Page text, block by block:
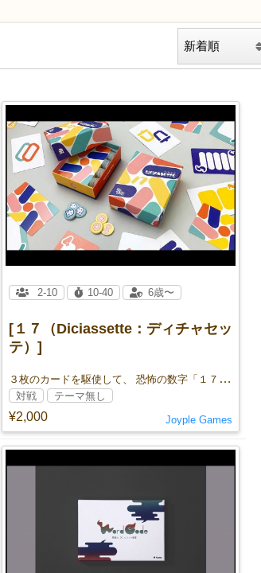
[１７（Diciassette：ディチャセッ
テ）]
３枚のカードを駆使して、 恐怖の数字「１７」を めぐる駆け引きに 勝利しちャッテ！？
¥2,000
2-10 10-40 6歳〜
対戦 テーマ無し
Joyple Games